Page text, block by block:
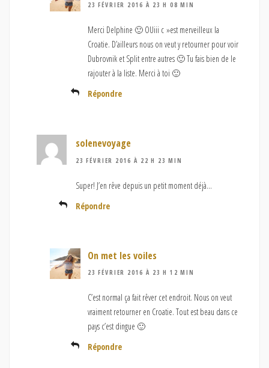
23 FÉVRIER 2016 À 23 H 08 MIN
Merci Delphine 🙂 OUiii c »est merveilleux la
Croatie. D’ailleurs nous on veut y retourner pour voir
Dubrovnik et Split entre autres 🙂 Tu fais bien de le
rajouter à la liste. Merci à toi 🙂
Répondre
solenevoyage
23 FÉVRIER 2016 À 22 H 23 MIN
Super! J’en rêve depuis un petit moment déjà…
Répondre
On met les voiles
23 FÉVRIER 2016 À 23 H 12 MIN
C’est normal ça fait rêver cet endroit. Nous on veut
vraiment retourner en Croatie. Tout est beau dans ce
pays c’est dingue 🙂
Répondre